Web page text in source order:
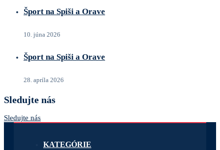
Šport na Spiši a Orave
10. júna 2026
Šport na Spiši a Orave
28. apríla 2026
Sledujte nás
Sledujte nás
KATEGÓRIE